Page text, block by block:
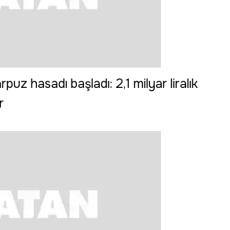
hasadı başladı: 2,1 milyar liralık